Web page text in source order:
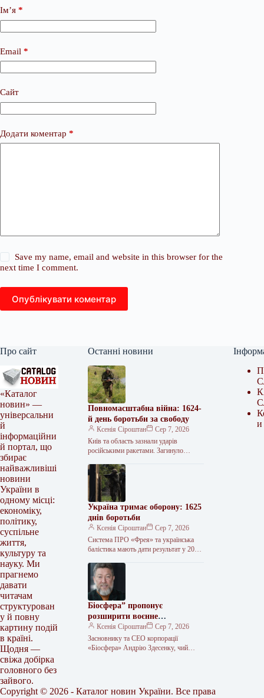
Ім’я *
Email *
Сайт
Додати коментар *
Save my name, email and website in this browser for the
next time I comment.
Опублікувати коментар
Про сайт
«Каталог
новин» —
універсальни
й
інформаційни
й портал, що
збирає
найважливіші
новини
України в
одному місці:
економіку,
політику,
суспільне
життя,
культуру та
науку. Ми
прагнемо
давати
читачам
структурован
у й повну
картину подій
в країні.
Щодня —
свіжа добірка
головного без
зайвого.
Останні новини
Повномасштабна війна: 1624-
й день боротьби за свободу
Ксенія Сіроштан
Сер 7, 2026
Київ та область зазнали ударів
російськими ракетами. Загинуло
отримали поранення. Атаковано
цивільну інфраструктуру, зокрема
логістичні центри…
Україна тримає оборону: 1625
днів боротьби
Ксенія Сіроштан
Сер 7, 2026
Система ПРО «Фрея» та українська
балістика мають дати результат у 2026-
Володимир Зеленський. СБУ уразили
два патрульні…
Біосфера” пропонує
розширити воєнне
страхування та запровадити
мораторій на перевірки
Ксенія Сіроштан
Сер 7, 2026
Засновнику та СЕО корпорації
«Біосфера» Андрію Здесенку, чий
и
Copyright © 2026 - Каталог новин України. Все права